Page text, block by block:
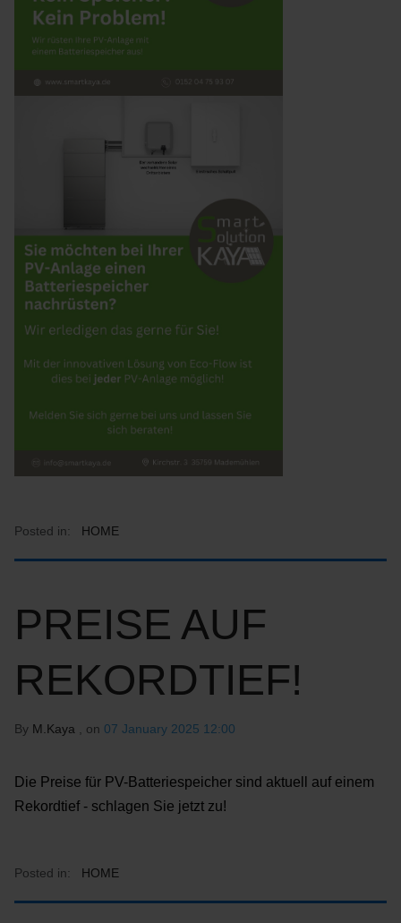
Posted in: HOME
PREISE AUF
REKORDTIEF!
By M.Kaya , on 07 January 2025 12:00
Die Preise für PV-Batteriespeicher sind aktuell auf einem
Rekordtief - schlagen Sie jetzt zu!
Posted in: HOME